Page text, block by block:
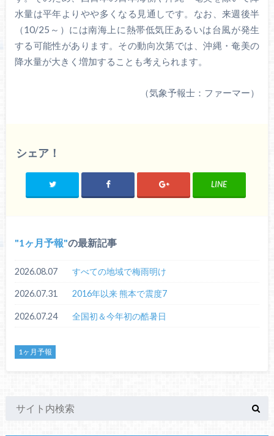
水量は平年よりやや多くなる見通しです。なお、来週後半
（10/25～）には南海上に熱帯低気圧あるいは台風が発生
する可能性があります。その動向次第では、沖縄・奄美の
降水量が大きく増加することも考えられます。
（気象予報士：ファーマー）
シェア！
LINE
1ヶ月予報 の最新記事
2026.08.07 すべての地域で梅雨明け
2026.07.31 2016年以来 熊本で震度7
2026.07.24 全国初＆今年初の酷暑日
1ヶ月予報